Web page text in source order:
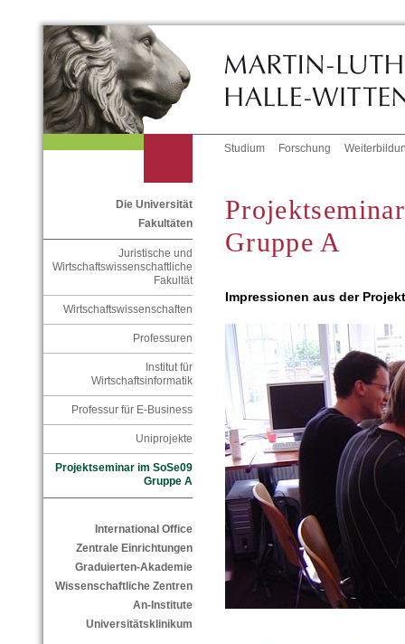
Studium Forschung
Die Universität
Fakultäten
Juristische und
Wirtschaftswissenschaftliche
Fakultät
Wirtschaftswissenschaften
Professuren
Institut für
Wirtschaftsinformatik
Professur für E-Business
Uniprojekte
Projektseminar im SoSe09
Gruppe A
International Office
Zentrale Einrichtungen
Graduierten-Akademie
Wissenschaftliche Zentren
An-Institute
Universitätsklinikum
Gruppe A
Impressionen aus der